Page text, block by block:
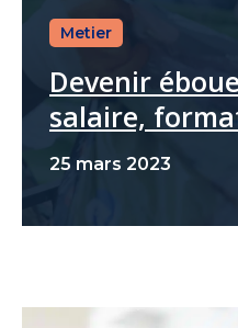
Metier
Devenir
salaire,
25 mars 2023